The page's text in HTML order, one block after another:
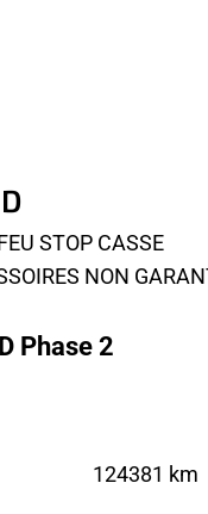
STOP CASSE
NON
Phase 2
124381 km